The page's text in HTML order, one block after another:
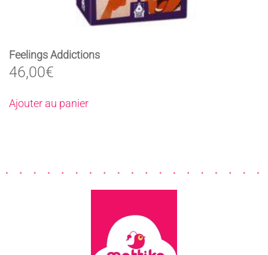
Feelings Addictions
46,00€
Ajouter au panier